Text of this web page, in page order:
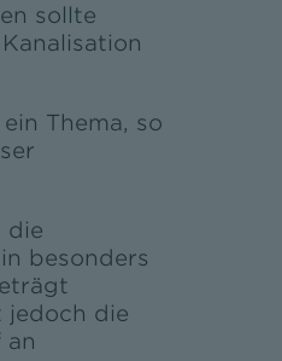
sollte
Thema, so
die
besonders
jedoch die
an